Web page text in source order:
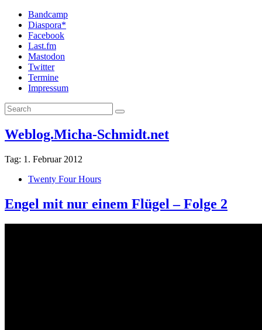
Bandcamp
Diaspora*
Facebook
Last.fm
Mastodon
Twitter
Termine
Impressum
Weblog.Micha-Schmidt.net
Tag: 1. Februar 2012
Twenty Four Hours
Engel mit nur einem Flügel – Folge 2